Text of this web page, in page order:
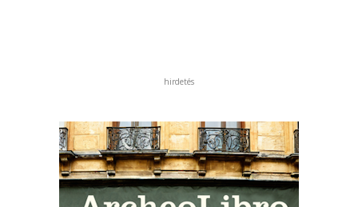
hirdetés